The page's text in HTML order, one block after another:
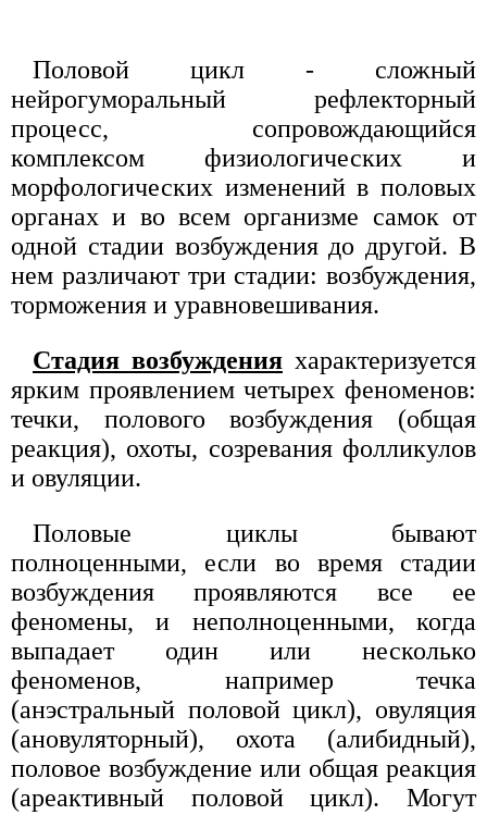
Половой цикл - сложный
нейрогуморальный рефлекторный
процесс, сопровождающийся
комплексом физиологических и
морфологических изменений в половых
органах и во всем организме самок от
одной стадии возбуждения до другой. В
нем различают три стадии: возбуждения,
торможения и уравновешивания.
Стадия возбуждения характеризуется
ярким проявлением четырех феноменов:
течки, полового возбуждения (общая
реакция), охоты, созревания фолликулов
и овуляции.
Половые циклы бывают
полноценными, если во время стадии
возбуждения проявляются все ее
феномены, и неполноценными, когда
выпадает один или несколько
феноменов, например течка
(анэстральный половой цикл), овуляция
(ановуляторный), охота (алибидный),
половое возбуждение или общая реакция
(ареактивный половой цикл). Могут